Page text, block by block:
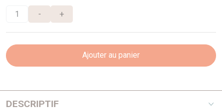
- +
Ajouter au panier
DESCRIPTIF